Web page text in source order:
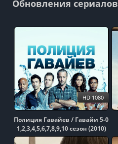
Обновления сериалов
Полиция Гавайев / Гавайи 5-0
1,2,3,4,5,6,7,8,9,10 сезон (2010)
HD 1080